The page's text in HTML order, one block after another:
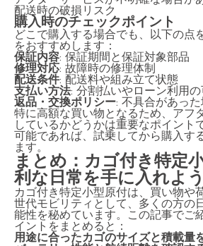
配送時の破損リスク
購入時のチェックポイント
どこで購入する場合でも、以下の点
をおすすめします：
保証内容: 保証期間と保証対象部品
修理対応: 故障時の修理体制
配送条件: 配送料や組み立て状態
支払い方法: 分割払いやローン利用
返品・交換ポリシー: 不具合があっ
特に高額な買い物となるため、アフ
しているかどうかは重要なポイント
可能であれば、試乗してから購入す
ます。
まとめ：カゴ付き特定
利な日常を手に入れよう
カゴ付き特定小型原付は、買い物や
世代モビリティとして、多くの方の
能性を秘めています。この記事でご
イントをまとめると：
用途に合ったカゴのサイズと積載量